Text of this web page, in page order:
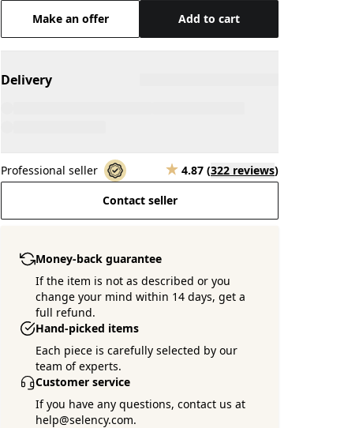
Make an offer Add to cart
Delivery
Professional seller 4.87 (322 reviews)
Contact seller
Money-back guarantee
If the item is not as described or you
change your mind within 14 days, get a
full refund.
Hand-picked items
Each piece is carefully selected by our
team of experts.
Customer service
If you have any questions, contact us at
help@selency.com.